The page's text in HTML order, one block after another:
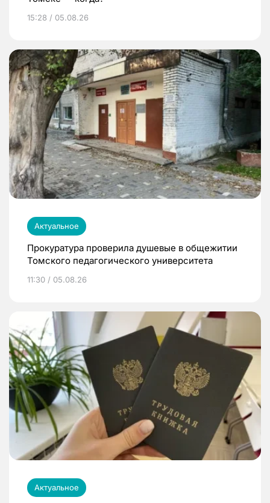
15:28 / 05.08.26
Актуальное
Прокуратура проверила душевые в общежитии
Томского педагогического университета
11:30 / 05.08.26
Актуальное